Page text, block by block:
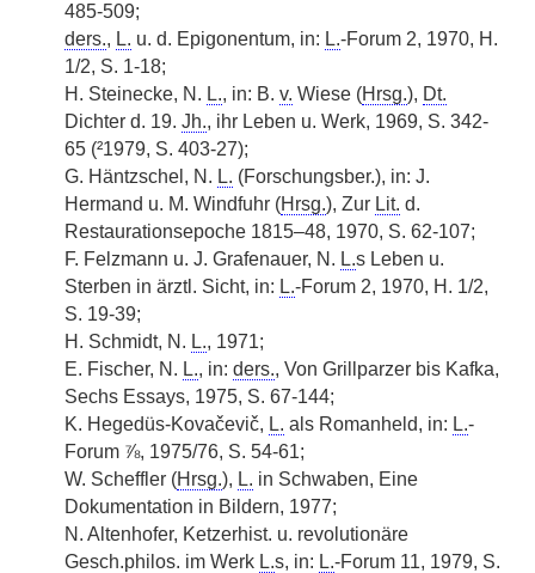
485-509;
ders., L. u. d. Epigonentum, in: L.-Forum 2, 1970, H.
1/2, S. 1-18;
H. Steinecke, N. L., in: B. v. Wiese (Hrsg.), Dt.
Dichter d. 19. Jh., ihr Leben u. Werk, 1969, S. 342-
65 (²1979, S. 403-27);
G. Häntzschel, N. L. (Forschungsber.), in: J.
Hermand u. M. Windfuhr (Hrsg.), Zur Lit. d.
Restaurationsepoche 1815–48, 1970, S. 62-107;
F. Felzmann u. J. Grafenauer, N. L.s Leben u.
Sterben in ärztl. Sicht, in: L.-Forum 2, 1970, H. 1/2,
S. 19-39;
H. Schmidt, N. L., 1971;
E. Fischer, N. L., in: ders., Von Grillparzer bis Kafka,
Sechs Essays, 1975, S. 67-144;
K. Hegedüs-Kovačevič, L. als Romanheld, in: L.-
Forum ⅞, 1975/76, S. 54-61;
W. Scheffler (Hrsg.), L. in Schwaben, Eine
Dokumentation in Bildern, 1977;
N. Altenhofer, Ketzerhist. u. revolutionäre
Gesch.philos. im Werk L.s, in: L.-Forum 11, 1979, S.